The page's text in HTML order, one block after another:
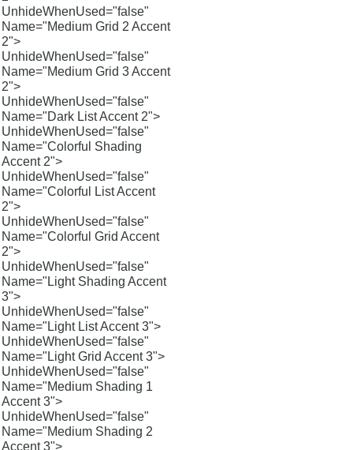
UnhideWhenUsed="false"
Name="Medium Grid 2 Accent
2">
UnhideWhenUsed="false"
Name="Medium Grid 3 Accent
2">
UnhideWhenUsed="false"
Name="Dark List Accent 2">
UnhideWhenUsed="false"
Name="Colorful Shading
Accent 2">
UnhideWhenUsed="false"
Name="Colorful List Accent
2">
UnhideWhenUsed="false"
Name="Colorful Grid Accent
2">
UnhideWhenUsed="false"
Name="Light Shading Accent
3">
UnhideWhenUsed="false"
Name="Light List Accent 3">
UnhideWhenUsed="false"
Name="Light Grid Accent 3">
UnhideWhenUsed="false"
Name="Medium Shading 1
Accent 3">
UnhideWhenUsed="false"
Name="Medium Shading 2
Accent 3">